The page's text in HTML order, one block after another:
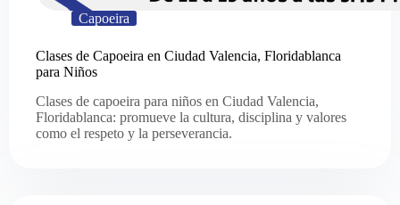
Capoeira
Clases de Capoeira en Ciudad Valencia, Floridablanca
para Niños
Clases de capoeira para niños en Ciudad Valencia,
Floridablanca: promueve la cultura, disciplina y valores
como el respeto y la perseverancia.